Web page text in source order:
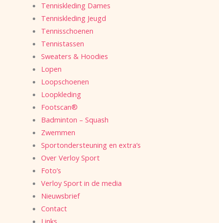
Tenniskleding Dames
Tenniskleding Jeugd
Tennisschoenen
Tennistassen
Sweaters & Hoodies
Lopen
Loopschoenen
Loopkleding
Footscan®
Badminton – Squash
Zwemmen
Sportondersteuning en extra’s
Over Verloy Sport
Foto’s
Verloy Sport in de media
Nieuwsbrief
Contact